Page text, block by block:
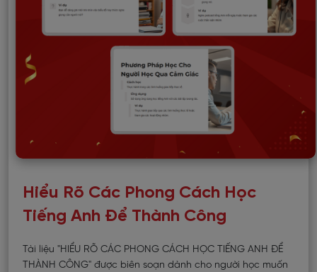
Hiểu Rõ Các Phong Cách Học
Tiếng Anh Để Thành Công
Tài liệu "HIỂU RÕ CÁC PHONG CÁCH HỌC TIẾNG ANH ĐỂ
THÀNH CÔNG" được biên soạn dành cho người học muốn